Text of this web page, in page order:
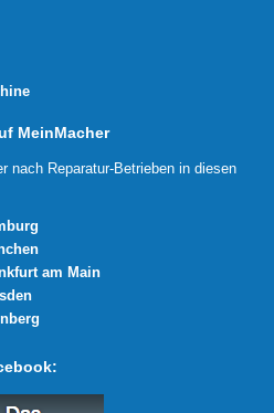
MeinMacher
nach Reparatur-Betrieben in diesen
am Main